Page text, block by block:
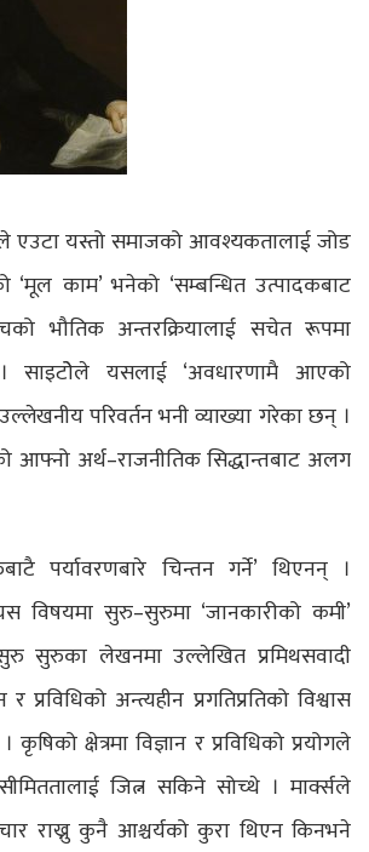
एउटा यस्तो समाजको आवश्यकतालाई जोड
काम’ भनेको ‘सम्बन्धित उत्पादकबाट
भौतिक अन्तरक्रियालाई सचेत रूपमा
साइटोेले यसलाई ‘अवधारणामै आएको
परिवर्तन भनी व्याख्या गरेका छन् ।
आफ्नो अर्थ–राजनीतिक सिद्धान्तबाट अलग
पर्यावरणबारे चिन्तन गर्ने’ थिएनन् ।
विषयमा सुरु–सुरुमा ‘जानकारीको कमी’
सुरुका लेखनमा उल्लेखित प्रमिथसवादी
प्रविधिको अन्त्यहीन प्रगतिप्रतिको विश्वास
क्षेत्रमा विज्ञान र प्रविधिको प्रयोगले
जित्न सकिने सोच्थे । मार्क्सले
राख्नु कुनै आश्चर्यको कुरा थिएन किनभने